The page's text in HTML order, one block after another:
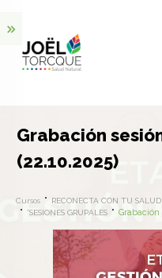
Grabación
(22.10.2025)
Cursos RECONECTA CON TU
*SESIONES GRUPALES